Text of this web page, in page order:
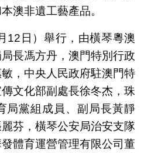
澳非遺工藝產品。
12日）舉行，由橫琴粵澳
長馮方丹，澳門特別行政
，中央人民政府駐澳門特
文化部副處長徐冬杰，珠
局黨組成員、副局長黃靜
芬，橫琴公安局治安支隊
體育運營管理有限公司董